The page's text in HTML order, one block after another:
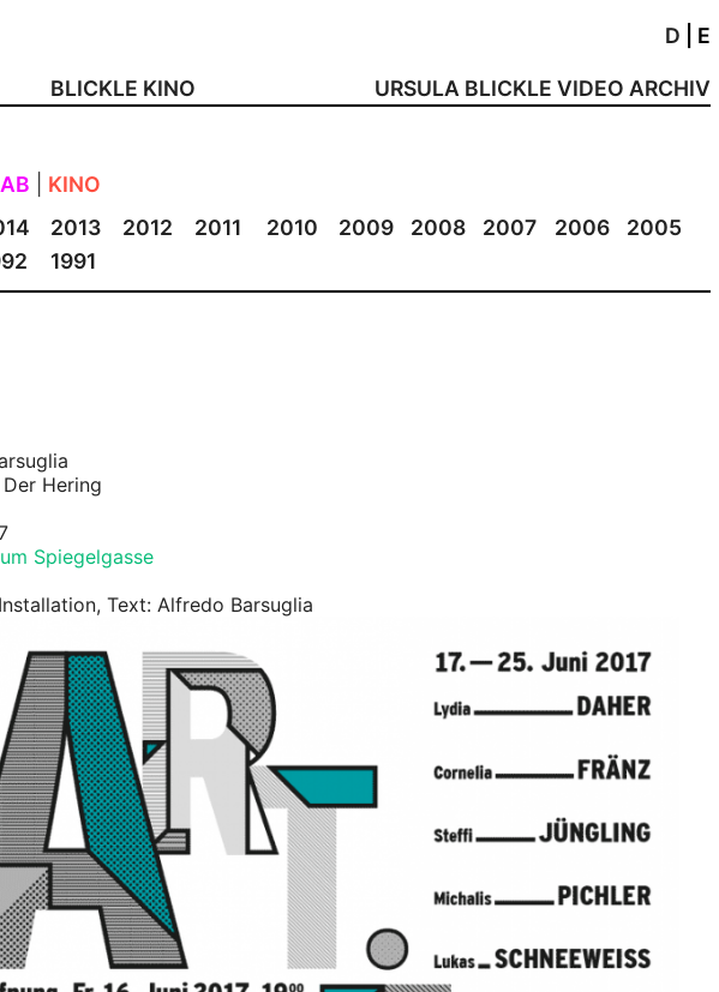
D E
BLICKLE KINO URSULA BLICKLE VIDEO ARCHIV
KINO
2013 2012 2011 2010 2009 2008 2007 2006
2005
1991
Der Hering
Spiegelgasse
Text: Alfredo Barsuglia